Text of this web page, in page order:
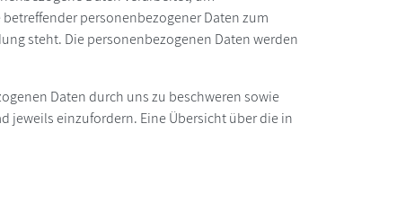
personenbezogener Daten zum
steht. Die personenbezogenen Daten werden
Daten durch uns zu beschweren sowie
jeweils einzufordern. Eine Übersicht über die in